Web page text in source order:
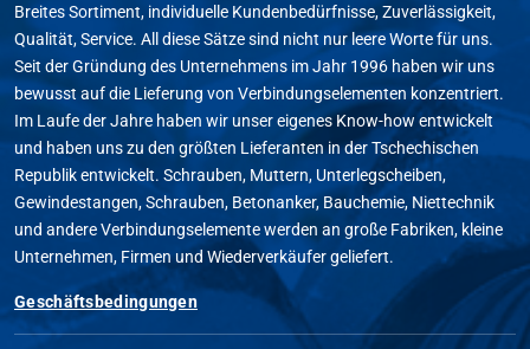
Breites Sortiment, individuelle Kundenbedürfnisse, Zuverlässigkeit,
Qualität, Service. All diese Sätze sind nicht nur leere Worte für uns.
Seit der Gründung des Unternehmens im Jahr 1996 haben wir uns
bewusst auf die Lieferung von Verbindungselementen konzentriert.
Im Laufe der Jahre haben wir unser eigenes Know-how entwickelt
und haben uns zu den größten Lieferanten in der Tschechischen
Republik entwickelt. Schrauben, Muttern, Unterlegscheiben,
Gewindestangen, Schrauben, Betonanker, Bauchemie, Niettechnik
und andere Verbindungselemente werden an große Fabriken, kleine
Unternehmen, Firmen und Wiederverkäufer geliefert.
Geschäftsbedingungen